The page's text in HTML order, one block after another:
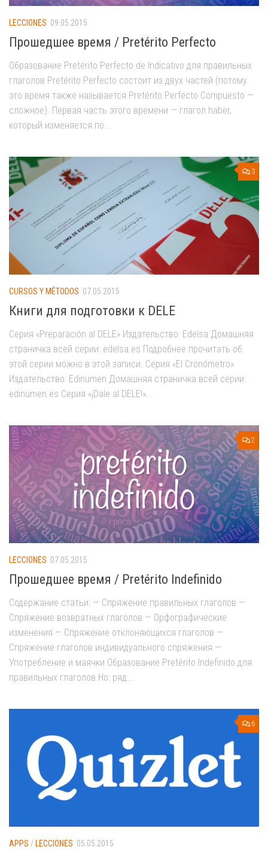
LECCIONES 09.05.2015
Прошедшее время / Pretérito Perfecto
Образование Pretérito Perfecto de Indicativo для правильных
глаголов Pretérito Perfecto состоит из двух частей (потому
это время также называется Pretérito Perfecto Compuesto —
сложное). Первая часть этого времени — глагол haber,
который изменяется по...
3
CURSOS Y MÉTODOS 07.05.2015
Книги для подготовки к DELE
Серия «Preparación al DELE» Издательство: Edelsa Домашняя
страничка всей серии: edelsa.es Подробнее прочитать об
этой серии можно в этой записи. Серия «El Cronómetro»
Издательство: Edinumen Домашняя страничка всей серии:
edinumen.es Серия «¡Dale al DELE!»...
2
LECCIONES 07.05.2015
Прошедшее время / Pretérito Indefinido
Содержание статьи: — Спряжение правильных глаголов —
Спряжение возвратных глаголов — Орфографические
изменения — Спряжение отклоняющихся глаголов —
Спряжение глаголов индивидуального спряжения —
Употребление и маячки Образование Pretérito Indefinido для
правильных глаголов Но: ряд...
6
APPS / LECCIONES 05.05.2015